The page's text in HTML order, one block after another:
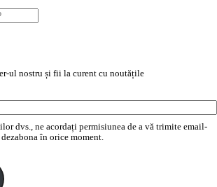
ul nostru și fii la curent cu noutățile
dvs., ne acordați permisiunea de a vă trimite email-
în orice moment.